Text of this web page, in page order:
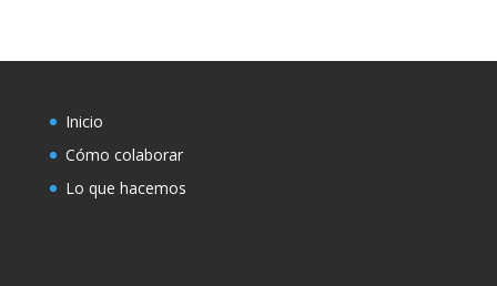
Inicio
Cómo colaborar
Lo que hacemos